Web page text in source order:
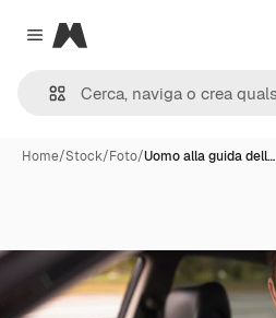
Close menu
Magnific
Home/Stock/Foto/Uomo alla guida dell…